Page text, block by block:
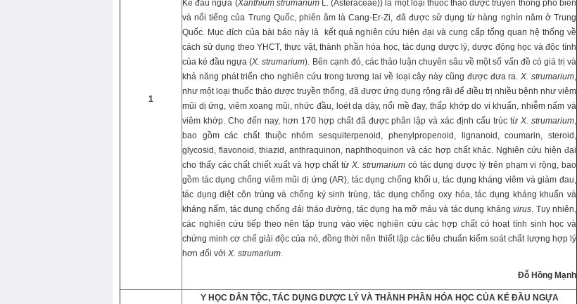
1
Ké đầu ngựa (Xanthium strumariumL. (Asteraceae)) là một loại thuốc thảo dược truyền thống phổ biến
và nổi tiếng của Trung Quốc, phiên âm là Cang-Er-Zi, đã được sử dụng từ hàng nghìn năm ở Trung
Quốc. Mục đích của bài báo này là kết quả nghiên cứu hiện đại và cung cấp tổng quan hệ thống về
cách sử dụng theo YHCT, thực vật, thành phần hóa học, tác dụng dược lý, dược động học và độc tính
của ké đầu ngựa (X. strumarium). Bên cạnh đó, các thảo luận chuyên sâu về một số vấn đề có giá trị và
khả năng phát triển cho nghiên cứu trong tương lai về loại cây này cũng được đưa ra.X. strumarium,
như một loại thuốc thảo dược truyền thống, đã được ứng dụng rộng rãi để điều trị nhiều bệnh như viêm
mũi dị ứng, viêm xoang mũi, nhức đầu, loét dạ dày, nổi mề đay, thấp khớp do vi khuẩn, nhiễm nấm và
viêm khớp. Cho đến nay, hơn 170 hợp chất đã được phân lập và xác định cấu trúc từX. strumarium,
bao gồm các chất thuộc nhóm sesquiterpenoid, phenylpropenoid, lignanoid, coumarin, steroid,
glycosid, flavonoid, thiazid, anthraquinon, naphthoquinon và các hợp chất khác. Nghiên cứu hiện đại
cho thấy các chất chiết xuất và hợp chất từ ​​X. strumariumcó tác dụng dược lý trên phạm vi rộng, bao
gồm tác dụng chống viêm mũi dị ứng (AR), tác dụng chống khối u, tác dụng kháng viêm và giảm đau,
tác dụng diệt côn trùng và chống ký sinh trùng, tác dụng chống oxy hóa, tác dụng kháng khuẩn và
kháng nấm, tác dụng chống đái tháo đường, tác dụng hạ mỡ máu và tác dụng khángvirus. Tuy nhiên,
các nghiên cứu tiếp theo nên tập trung vào việc nghiên cứu các hợp chất có hoạt tính sinh học và
chứng minh cơ chế giải độc của nó, đồng thời nên thiết lập các tiêu chuẩn kiểm soát chất lượng hợp lý
hơn đối với X. strumarium.
Đỗ Hồng Mạnh
Y HỌC DÂN TỘC, TÁC DỤNG DƯỢC LÝ VÀ THÀNH PHẦN HÓA HỌCCỦAKÉ ĐẦU NGỰA